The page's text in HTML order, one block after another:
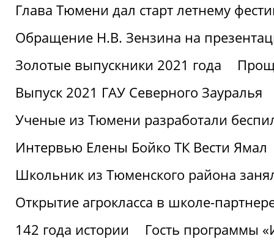
Глава Тюмени дал старт летнему
Обращение Н.В. Зензина на
Золотые выпускники 2021 года
Выпуск 2021 ГАУ Северного Зауралья
Ученые из Тюмени разработали
Интервью Елены Бойко ТК Вести Ямал
Школьник из Тюменского района
Открытие агрокласса в школе-
142 года истории
Гость программы